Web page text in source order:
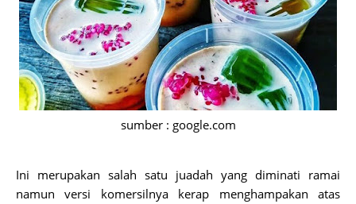
sumber : google.com
Ini merupakan salah satu juadah yang diminati ramai
namun versi komersilnya kerap menghampakan atas